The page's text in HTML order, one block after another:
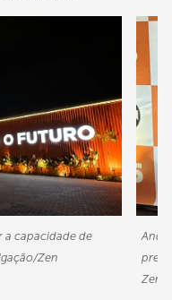
a capacidade de
Zen
Zen